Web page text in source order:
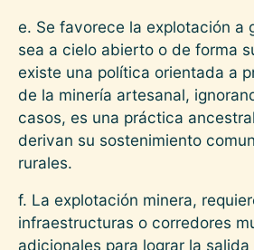
e. Se favorece la explotación a
sea a cielo abierto o de forma
existe una política orientada a
de la minería artesanal,
casos, es una práctica
derivan su sostenimiento
rurales.
f. La explotación minera,
infraestructuras o corredores
adicionales para lograr la